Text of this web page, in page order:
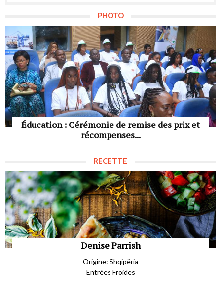
PHOTO
Éducation : Cérémonie de remise des prix et
récompenses...
RECETTE
Denise Parrish
Origine: Shqipëria
Entrées Froides